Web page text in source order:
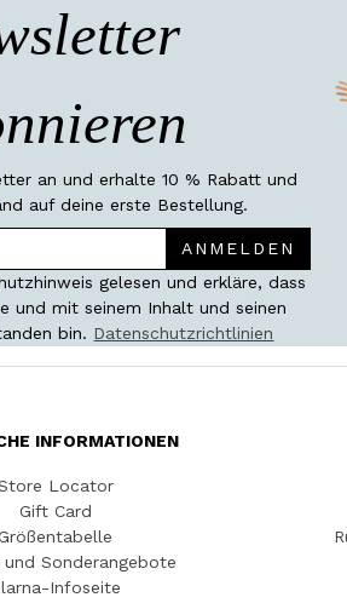
an und erhalte 10 % Rabatt und
auf deine erste Bestellung.
ANMELDEN
gelesen und erkläre, dass
und mit seinem Inhalt und seinen
bin. Datenschutzrichtlinien
INFORMATIONEN
Locator
Gift Card
und Sonderangebote
Infoseite